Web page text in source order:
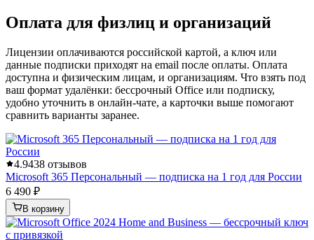
Оплата для физлиц и организаций
Лицензии оплачиваются российской картой, а ключ или
данные подписки приходят на email после оплаты. Оплата
доступна и физическим лицам, и организациям. Что взять под
ваш формат удалёнки: бессрочный Office или подписку,
удобно уточнить в онлайн-чате, а карточки выше помогают
сравнить варианты заранее.
4.9438 отзывов
Microsoft 365 Персональный — подписка на 1 год для России
6 490 ₽
В корзину